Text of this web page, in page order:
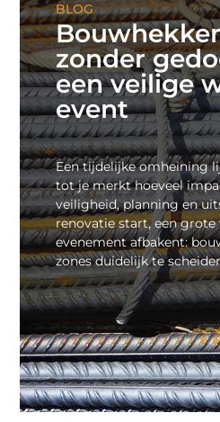
BLOG
zonder
een veilige
event
Een tijdelijke omheining
tot je merkt hoeveel
veiligheid, planning en
renovatie start, een
evenement afbakent:
zones duidelijk te